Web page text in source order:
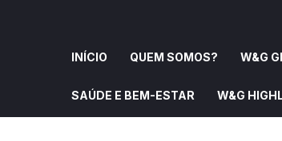
INÍCIO QUEM SOMOS? W&G
SAÚDE E BEM-ESTAR W&G